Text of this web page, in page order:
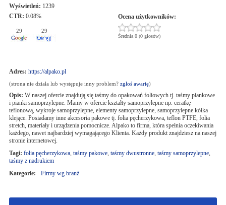
Wyświetleń: 1239
CTR: 0.08%
29 29
Ocena użytkowników:
Średnia 0 (0 głosów)
Adres: https://alpako.pl
(strona nie działa lub występuje inny problem? zgłoś awarię)
Opis: W naszej ofercie znajdują się taśmy do opakowań foliowych tj. taśmy piankowe
i pianki samoprzylepne. Mamy w ofercie kształty samoprzylepne np. ceratkę
teflonową, wykroje samoprzylepne, elementy samoprzylepne, samoprzylepne kółka
klejące. Posiadamy inne akcesoria pakowe tj. folia pęcherzykowa, teflon PTFE, folia
stretch, materiały i urządzenia pomocnicze. Alpako to firma, która spełnia oczekiwania
każdego, nawet najbardziej wymagającego Klienta. Każdy produkt znajdziesz na naszej
stronie internetowej.
Tagi: folia pęcherzykowa, taśmy pakowe, taśmy dwustronne, taśmy samoprzylepne,
taśmy z nadrukiem
Kategorie:
Firmy wg branż